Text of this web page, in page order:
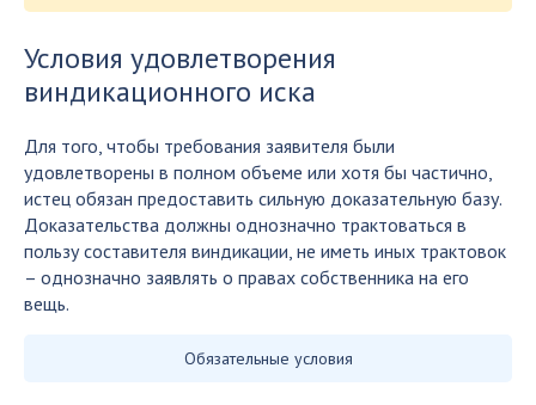
Условия удовлетворения
виндикационного иска
Для того, чтобы требования заявителя были
удовлетворены в полном объеме или хотя бы частично,
истец обязан предоставить сильную доказательную базу.
Доказательства должны однозначно трактоваться в
пользу составителя виндикации, не иметь иных трактовок
– однозначно заявлять о правах собственника на его
вещь.
Обязательные условия